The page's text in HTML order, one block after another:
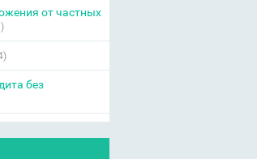
от частных
без